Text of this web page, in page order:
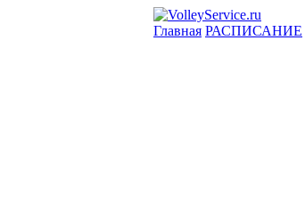
Главная РАСПИСАНИЕ